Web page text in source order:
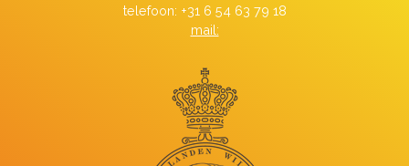
telefoon: +31 6 54 63 79 18
mail: